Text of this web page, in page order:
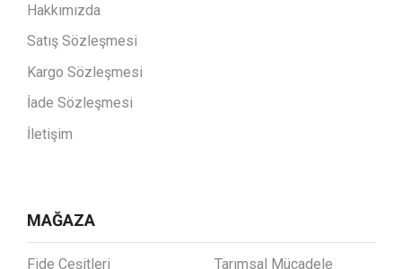
Hakkımızda
Satış Sözleşmesi
Kargo Sözleşmesi
İade Sözleşmesi
İletişim
MAĞAZA
Fide Çeşitleri Tarımsal Mücadele